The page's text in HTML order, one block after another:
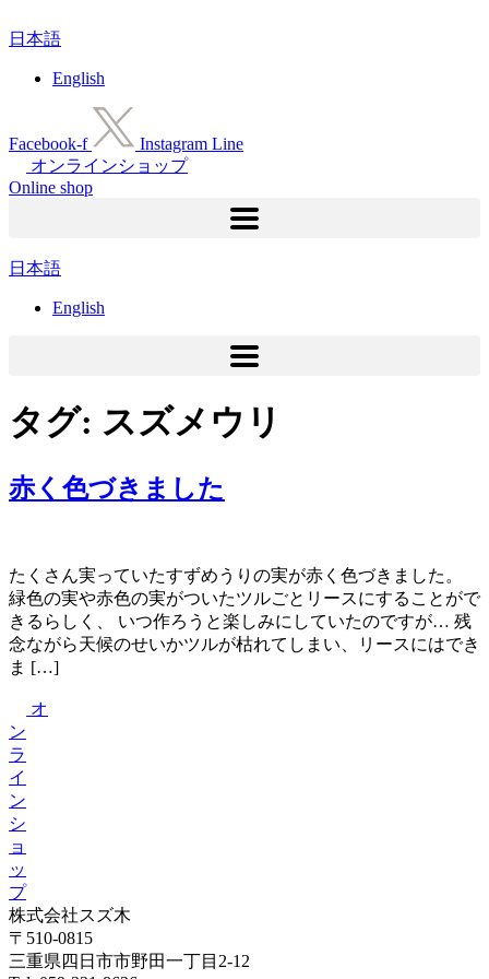
ン
ス
キ
ッ
日本語
English
Facebook-f Instagram Line
オンラインショップ
Online shop
日本語
English
タグ: スズメウリ
赤く色づきました
たくさん実っていたすずめうりの実が赤く色づきました。
緑色の実や赤色の実がついたツルごとリースにすることがで
きるらしく、 いつ作ろうと楽しみにしていたのですが… 残
念ながら天候のせいかツルが枯れてしまい、リースにはでき
ま […]
オ
ン
ラ
イ
ン
シ
ョ
ッ
プ
株式会社スズ木
〒510-0815
三重県四日市市野田一丁目2-12